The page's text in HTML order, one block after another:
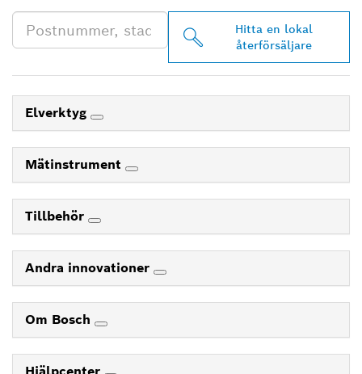
Hitta en lokal
återförsäljare
Elverktyg
Mätinstrument
Tillbehör
Andra innovationer
Om Bosch